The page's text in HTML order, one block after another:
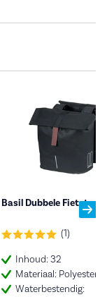
Basil Dubbele Fietstas
(1)
Inhoud: 32
Materiaal: Polyester
Waterbestendig: